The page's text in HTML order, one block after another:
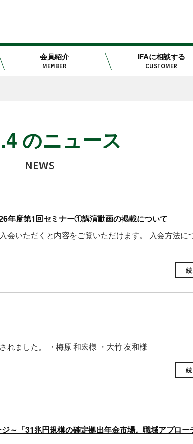
会員紹介
MEMBER
IFAに相談する
CUSTOMER
のニュース
NEWS
年度第1回セミナー①講演動画の掲載について
会いただくと内容をご覧いただけます。 入会方法に
れました。 ・梅原 和宏様 ・大竹 友和様
～「31兆円規模の確定拠出年金市場。職域アプロー